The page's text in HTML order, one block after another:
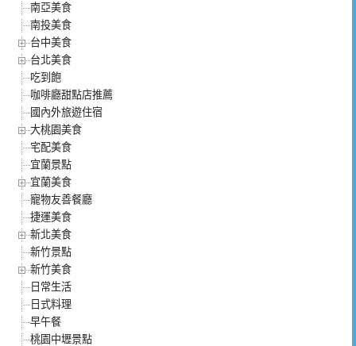
南亞美食
南投美食
台中美食
台北美食
吃到飽
咖啡廳甜點店推薦
國內外旅遊住宿
大桃園美食
宅配美食
宜蘭景點
宜蘭美食
寵物友善餐廳
捷運美食
新北美食
新竹景點
新竹美食
日常生活
日式料理
早午餐
桃園中壢景點